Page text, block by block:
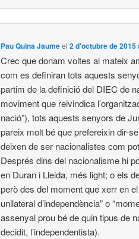
Pau Quina Jaumeel2 d'octubre de 2015
Crec que donam voltes al mateix
com es definiran tots aquests
partim de la definició del DIEC de
moviment que reivindica
nació”), tots aquests senyors de
pareix molt bé que prefereixin dir-
deixen de ser nacionalistes com
Després dins del nacionalisme hi
en Duran i Lleida, més light; o els
però des del moment que xerr en
unilateral d’independència” o
assenyal prou bé de quin tipus de
decidit, l’independentista).